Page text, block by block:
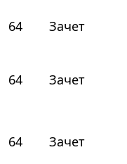
64 Зачет
64 Зачет
64 Зачет